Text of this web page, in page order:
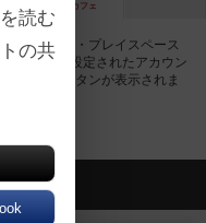
カフェ
ームカフェ・プレイスペース
都道府県が設定されたアカウン
絞り込むボタンが表示されま
投稿
読む
の共